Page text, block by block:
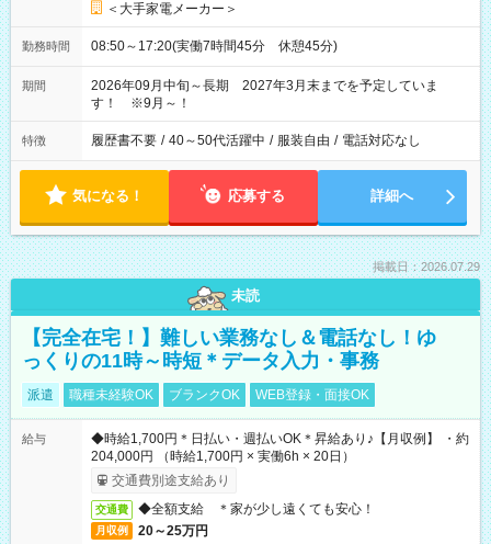
＜大手家電メーカー＞
勤務時間 08:50～17:20(実働7時間45分 休憩45分)
期間
2026年09月中旬～長期 2027年3月末までを予定していま
す！ ※9月～！
特徴 履歴書不要 / 40～50代活躍中 / 服装自由 / 電話対応なし
気になる！ 応募する 詳細へ
掲載日：2026.07.29
未読
【完全在宅！】難しい業務なし＆電話なし！ゆ
っくりの11時～時短＊データ入力・事務
派遣 職種未経験OK ブランクOK WEB登録・面接OK
給与
◆時給1,700円＊日払い・週払いOK＊昇給あり♪【月収例】 ・約
204,000円 （時給1,700円 × 実働6h × 20日）
交通費別途支給あり
交通費 ◆全額支給 ＊家が少し遠くても安心！
月収例 20～25万円